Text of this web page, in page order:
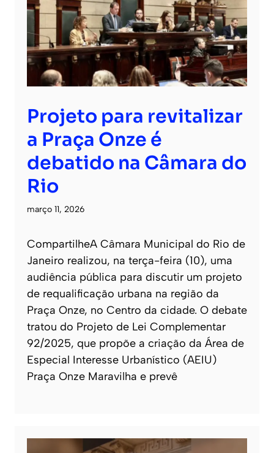
Projeto para revitalizar
a Praça Onze é
debatido na Câmara do
Rio
março 11, 2026
CompartilheA Câmara Municipal do Rio de
Janeiro realizou, na terça-feira (10), uma
audiência pública para discutir um projeto
de requalificação urbana na região da
Praça Onze, no Centro da cidade. O debate
tratou do Projeto de Lei Complementar
92/2025, que propõe a criação da Área de
Especial Interesse Urbanístico (AEIU)
Praça Onze Maravilha e prevê